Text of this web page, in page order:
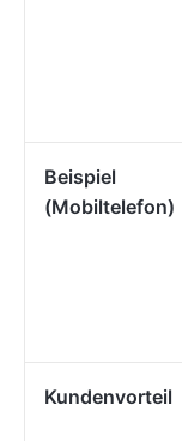
Beispiel
(Mobiltelefon)
Kundenvorteil